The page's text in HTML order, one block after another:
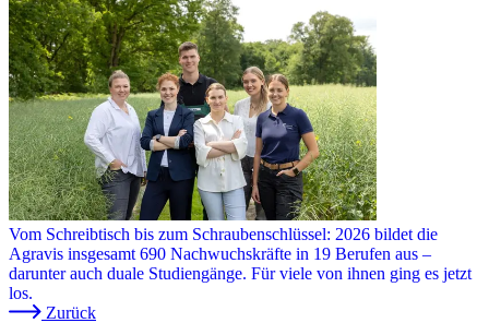
Vom Schreibtisch bis zum Schraubenschlüssel: 2026 bildet die
Agravis insgesamt 690 Nachwuchskräfte in 19 Berufen aus –
darunter auch duale Studiengänge. Für viele von ihnen ging es jetzt
los.
Zurück